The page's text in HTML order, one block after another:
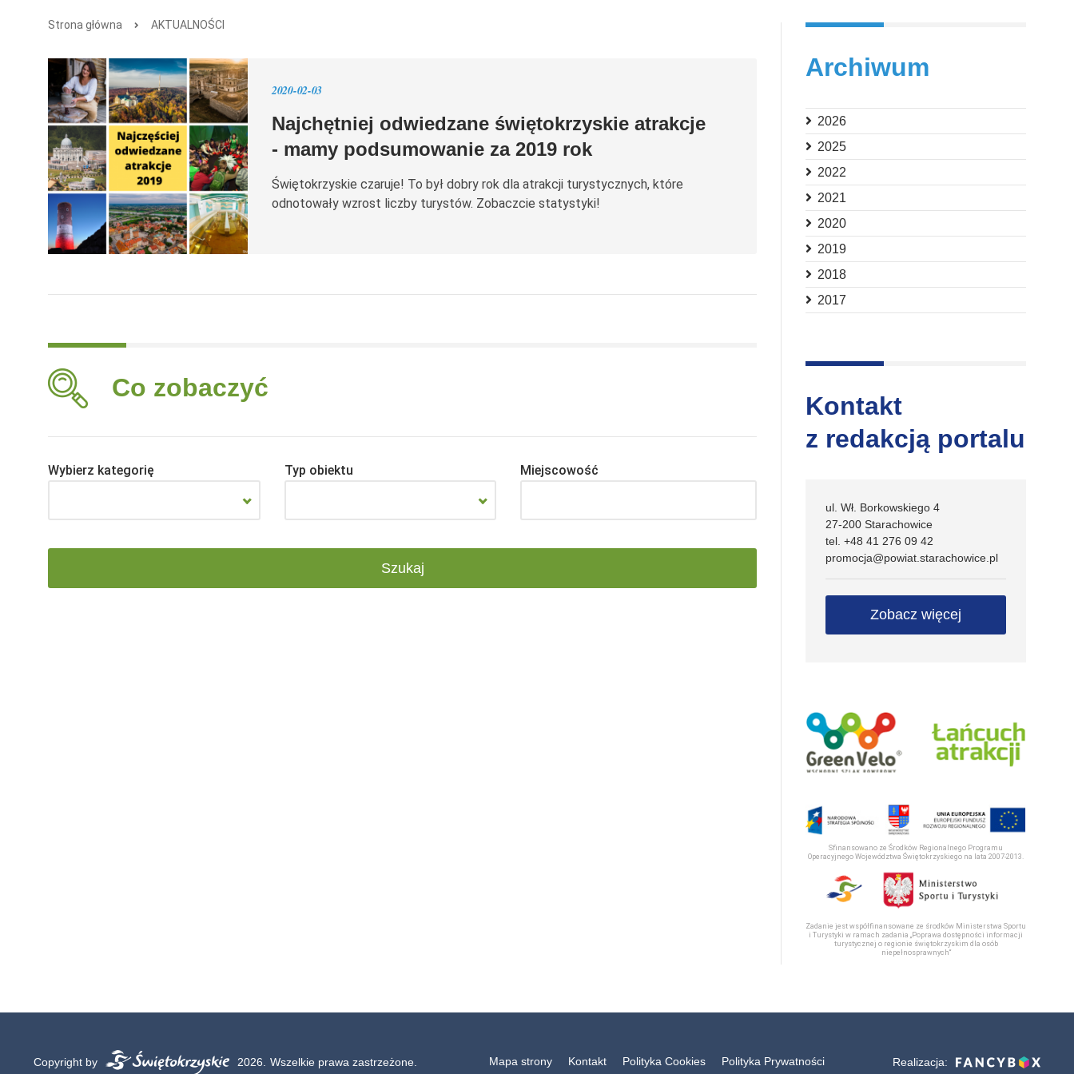
Strona główna AKTUALNOŚCI
2020-02-03
Najchętniej odwiedzane świętokrzyskie atrakcje
- mamy podsumowanie za 2019 rok
Świętokrzyskie czaruje! To był dobry rok dla atrakcji turystycznych, które
odnotowały wzrost liczby turystów. Zobaczcie statystyki!
Co zobaczyć
Wybierz kategorię Typ obiektu Miejscowość
Archiwum
2026
2025
2022
2021
2020
2019
2018
2017
Kontakt
z redakcją portalu
ul. Wł. Borkowskiego 4
27-200 Starachowice
tel. +48 41 276 09 42
promocja@powiat.starachowice.pl
Zobacz więcej
Sfinansowano ze Środków Regionalnego Programu
Operacyjnego Województwa Świętokrzyskiego na lata 2007-2013.
Zadanie jest współfinansowane ze środków Ministerstwa Sportu
i Turystyki w ramach zadania „Poprawa dostępności informacji
turystycznej o regionie świętokrzyskim dla osób
niepełnosprawnych“
Copyright by 2026. Wszelkie prawa zastrzeżone. Mapa strony Kontakt Polityka Cookies Polityka Prywatności Realizacja: